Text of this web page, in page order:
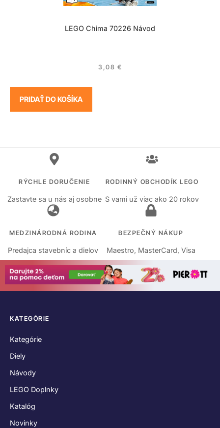
LEGO Chima 70226 Návod
3,08 €
PRIDAŤ DO KOŠÍKA
RÝCHLE DORUČENIE
Zastavte sa u nás aj osobne
RODINNÝ OBCHODÍK LEGO
S vami už viac ako 20 rokov
MEDZINÁRODNÁ RODINA
Predajca stavebníc a dielov
BEZPEČNÝ NÁKUP
Maestro, MasterCard, Visa
KATEGÓRIE
Kategórie
Diely
Návody
LEGO Doplnky
Katalóg
Novinky